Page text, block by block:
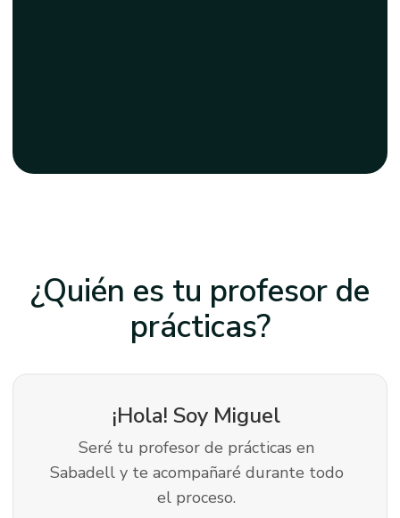
¿Quién es tu profesor de
prácticas?
¡Hola! Soy Miguel
Seré tu profesor de prácticas en
Sabadell y te acompañaré durante todo
el proceso.